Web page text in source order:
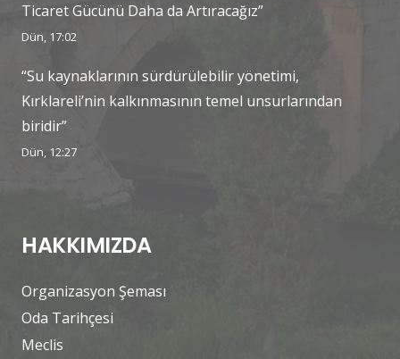
Ticaret Gücünü Daha da Artıracağız”
Dün, 17:02
“Su kaynaklarının sürdürülebilir yönetimi,
Kırklareli’nin kalkınmasının temel unsurlarından
biridir”
Dün, 12:27
HAKKIMIZDA
Organizasyon Şeması
Oda Tarihçesi
Meclis